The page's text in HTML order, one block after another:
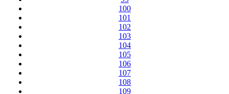
100
101
102
103
104
105
106
107
108
109